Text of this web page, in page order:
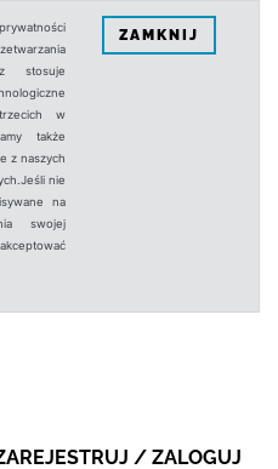
stosuje
w
także
z naszych
nie
na
swojej
ZAMKNIJ
/ ZALOGUJ